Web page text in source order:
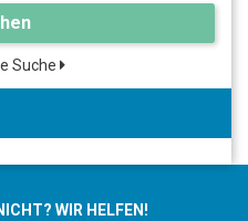
Suche
WIR HELFEN!